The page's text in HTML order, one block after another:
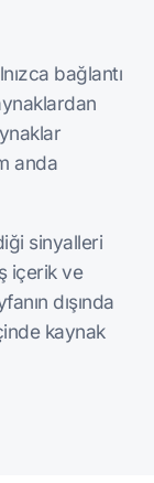
bağlantı
anda
sinyalleri
içerik ve
dışında
kaynak